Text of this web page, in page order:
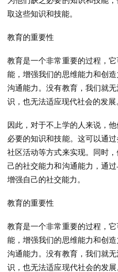
取这些知识和技能。
教育的重要性
教育是一个非常重要的过程，
能，增强我们的思维能力和创
沟通能力。没有教育，我们就
识，也无法适应现代社会的发展
因此，对于不上学的人来说，
必要的知识和技能。这可以通
社区活动等方式来实现。同时
己的社交能力和沟通能力，通
增强自己的社交能力。
教育的重要性
教育是一个非常重要的过程，
能，增强我们的思维能力和创
沟通能力。没有教育，我们就
识，也无法适应现代社会的发